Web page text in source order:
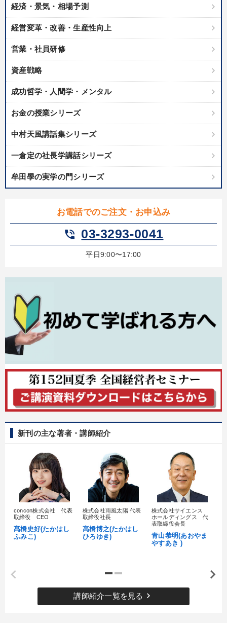
経済・景気・相場予測
経営変革・改善・生産性向上
営業・社員研修
資産戦略
成功哲学・人間学・メンタル
お金の授業シリーズ
中村天風講話集シリーズ
一倉定の社長学講話シリーズ
牟田學の実学の門シリーズ
お電話でのご注文・お申込み
phone_in_talk 03-3293-0041
平日9:00〜17:00
新刊の主な著者・講師紹介
concon株式会社 代表
取締役 CEO
髙橋史好(たかはし
ふみこ)
株式会社雨風太陽 代表
取締役社長
高橋博之(たかはし
ひろゆき)
株式会社サイエンス
ホールディングス 代
表取締役会長
青山恭明(あおやま
やすあき )
講師紹介一覧を見る keyboard_arrow_right